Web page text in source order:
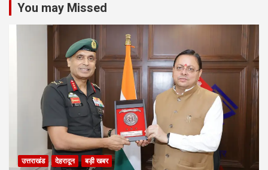
You may Missed
उत्तराखंड देहरादून बड़ी खबर